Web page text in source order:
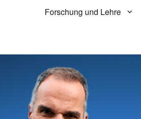
Primary
Forschung und Lehre